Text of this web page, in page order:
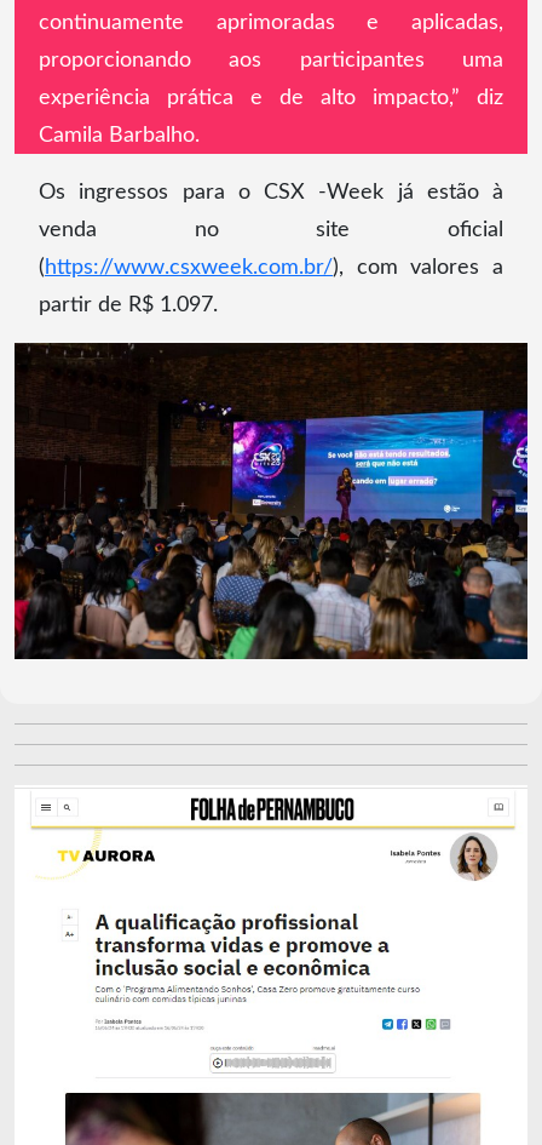
continuamente aprimoradas e aplicadas,
proporcionando aos participantes uma
experiência prática e de alto impacto,” diz
Camila Barbalho.
Os ingressos para o CSX -Week já estão à
venda no site oficial
( https://www.csxweek.com.br/), com valores a
partir de R$ 1.097.